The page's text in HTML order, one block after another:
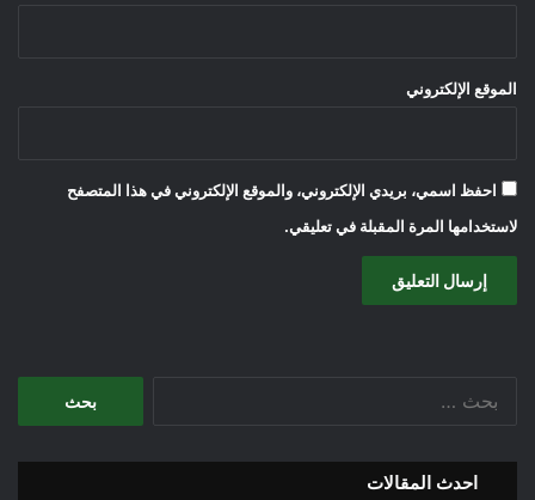
الموقع الإلكتروني
احفظ اسمي، بريدي الإلكتروني، والموقع الإلكتروني في هذا المتصفح
لاستخدامها المرة المقبلة في تعليقي.
احدث المقالات